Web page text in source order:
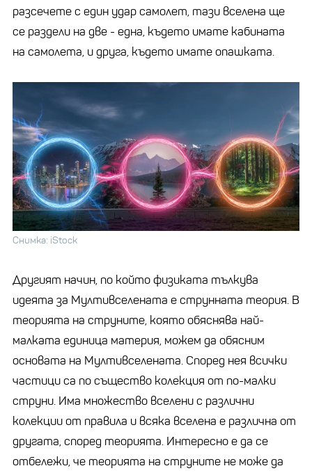
разсечете с един удар самолет, тази вселена ще
се раздели на две - една, където имате кабината
на самолета, и друга, където имате опашката.
Снимка: iStock
Другият начин, по който физиката тълкува
идеята за Мултивселената е струнната теория. В
теорията на струните, която обяснява най-
малката единица материя, можем да обясним
основата на Мултивселената. Според нея всички
частици са по същество колекция от по-малки
струни. Има множество вселени с различни
колекции от правила и всяка вселена е различна от
другата, според теорията. Интересно е да се
отбележи, че теорията на струните не може да